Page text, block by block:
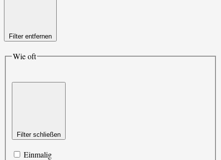
Filter entfernen
Wie oft
Filter schließen
Einmalig